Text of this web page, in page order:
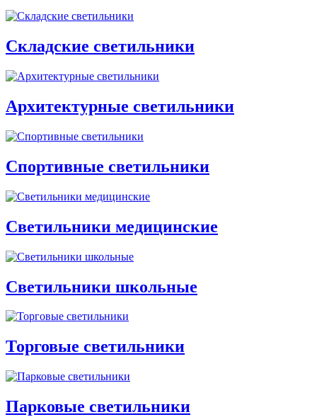
Складские светильники
Архитектурные светильники
Спортивные светильники
Светильники медицинские
Светильники школьные
Торговые светильники
Парковые светильники